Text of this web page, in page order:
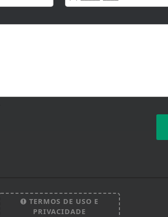
TERMOS DE USO E
PRIVACIDADE